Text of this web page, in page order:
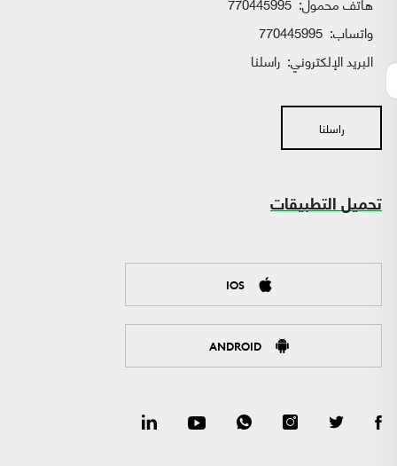
واتساب:
البريد الإلكتروني: راسلنا
راسلنا
تحميل التطبيقات
IOS
ANDROID